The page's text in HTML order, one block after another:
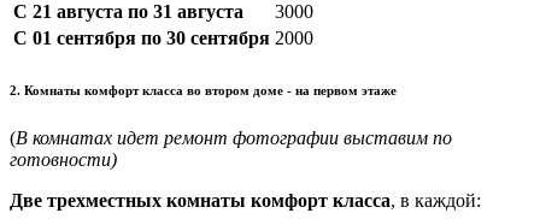
С 21 августа по 31 августа
3000
С 01 сентября по 30 сентября 2000
2. Комнаты комфорт класса во втором доме - на первом этаже
(В комнатах идет ремонт фотографии выставим по
готовности)
Две трехместных комнаты комфорт класса, в каждой: